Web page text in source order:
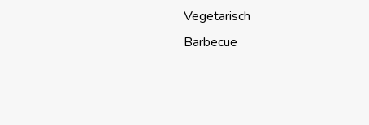
Vegetarisch
Barbecue